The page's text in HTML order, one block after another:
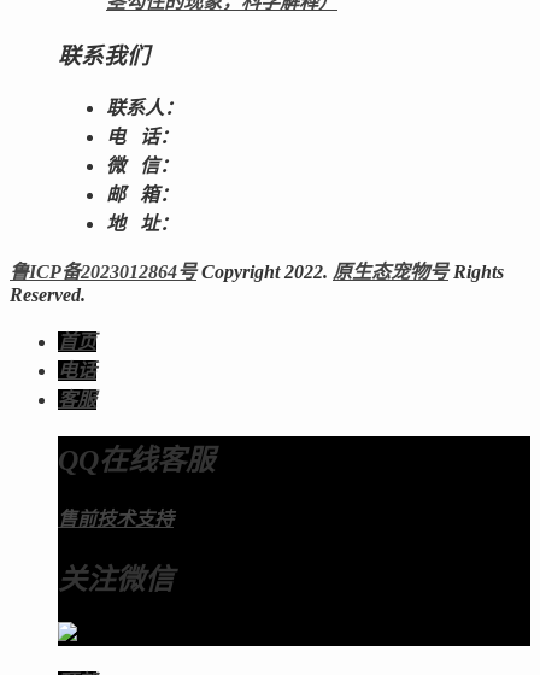
联系我们
联系人：
电 话：
微 信：
邮 箱：
地 址：
鲁ICP备2023012864号Copyright 2022. 原生态宠物号Rights
Reserved.
首页
电话
客服
QQ在线客服
售前技术支持
关注微信